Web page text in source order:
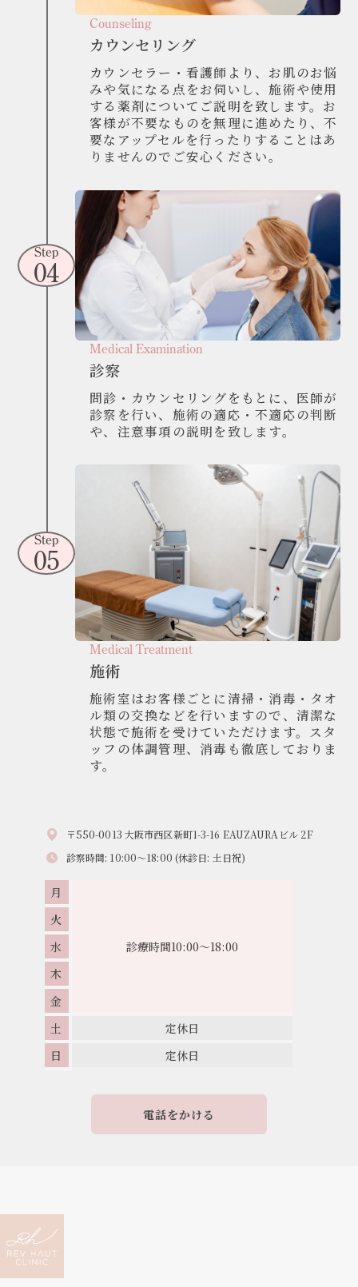
Counseling
カウンセリング
カウンセラー・看護師より、お肌のお悩
みや気になる点をお伺いし、施術や使用
する薬剤についてご説明を致します。お
客様が不要なものを無理に進めたり、不
要なアップセルを行ったりすることはあ
りませんのでご安心ください。
Step
04
Medical Examination
診察
問診・カウンセリングをもとに、医師が
診察を行い、施術の適応・不適応の判断
や、注意事項の説明を致します。
Step
05
Medical Treatment
施術
施術室はお客様ごとに清掃・消毒・タオ
ル類の交換などを行いますので、清潔​な
状態で施術を受けていただけます。スタ
ッフの体調管理、消毒も徹底してお​りま
す。
〒550-0013 大阪市西区新町1-3-16 EAUZAURAビル 2F
診察時間: 10:00～18:00 (休診日: 土日祝)
月
火
水
木
金
土
日
診療時間10:00～18:00
定休日
定休日
電話をかける